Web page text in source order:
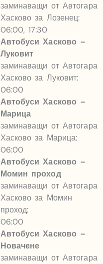
заминаващи от Автогара
Хасково за Лозенец:
06:00, 17:30
Автобуси Хасково –
Луковит
заминаващи от Автогара
Хасково за Луковит:
06:00
Автобуси Хасково –
Марица
заминаващи от Автогара
Хасково за Марица:
06:00
Автобуси Хасково –
Момин проход
заминаващи от Автогара
Хасково за Момин
проход:
06:00
Автобуси Хасково –
Новачене
заминаващи от Автогара